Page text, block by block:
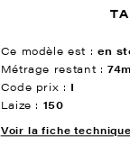
Ce modèle est : en
Métrage restant :74m
Code prix : I
Laize : 150
Voir la fiche technique